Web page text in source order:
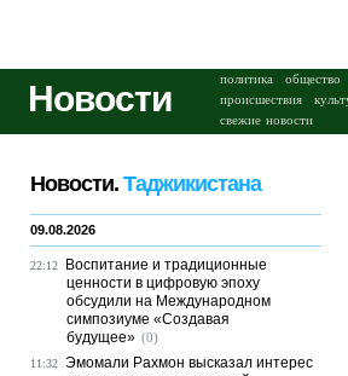
Новости политика общество
происшествия
свежие новости
Новости. Таджикистана
09.08.2026
22:12
Воспитание и традиционные
ценности в цифровую эпоху
обсудили на Международном
симпозиуме «Создавая
будущее» (0)
11:32 Эмомали Рахмон высказал интерес